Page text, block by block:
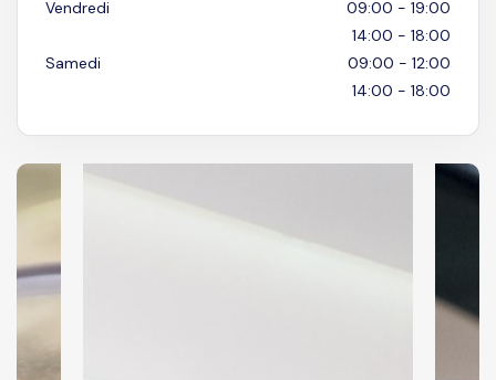
Vendredi
09:00 - 19:00
14:00 - 18:00
Samedi
09:00 - 12:00
14:00 - 18:00